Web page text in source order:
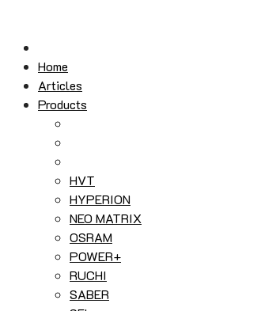
content
Home
Articles
Products
HVT
HYPERION
NEO MATRIX
OSRAM
POWER+
RUCHI
SABER